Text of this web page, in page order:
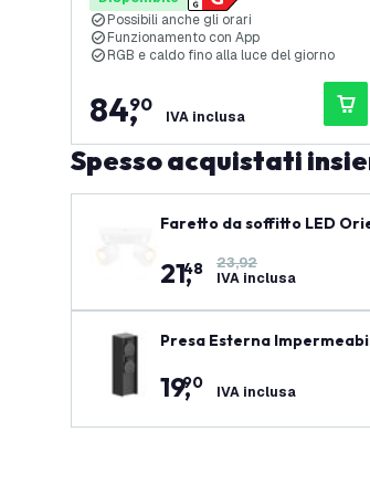
Possibili anche gli orari
Funzionamento con App
RGB e caldo fino alla luce del giorno
84,
90
IVA inclusa
Spesso acquistati
Faretto da soffitto LED
21,
48
23,92
IVA inclusa
Presa Esterna
19,
90 IVA inclusa